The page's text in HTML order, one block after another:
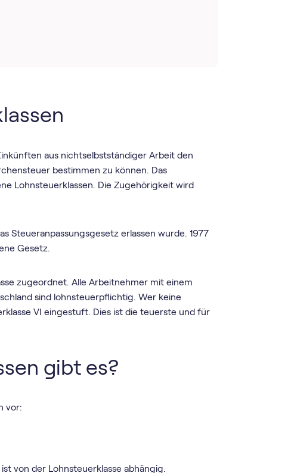
aus nichtselbstständiger Arbeit den
bestimmen zu können. Das
Lohnsteuerklassen. Die Zugehörigkeit wird
Steueranpassungsgesetz erlassen wurde. 1977
Gesetz.
zugeordnet. Alle Arbeitnehmer mit einem
sind lohnsteuerpflichtig. Wer keine
VI eingestuft. Dies ist die teuerste und für
gibt es?
vor:
von der Lohnsteuerklasse abhängig.